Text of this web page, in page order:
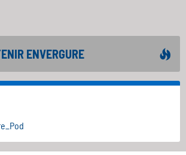
ENVERGURE